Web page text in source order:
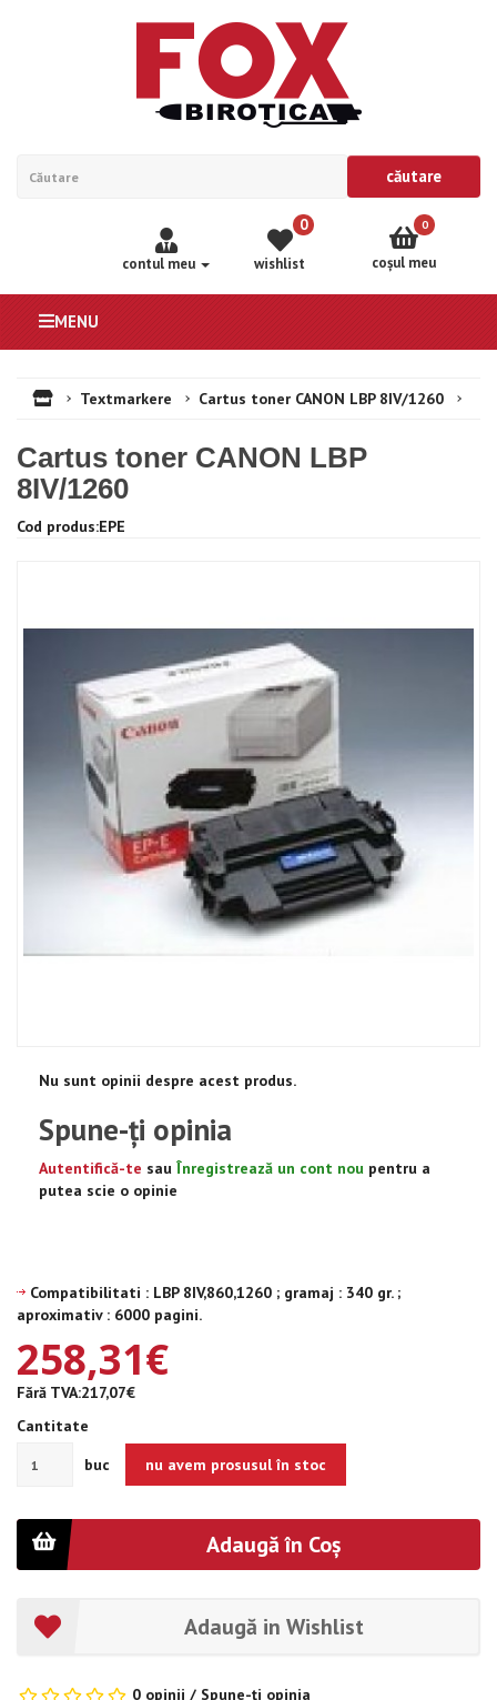
căutare
contul meu
0
wishlist coşul meu
0
MENU
Textmarkere Cartus toner CANON LBP 8IV/1260
Cartus toner CANON LBP
8IV/1260
Cod produs:EPE
Nu sunt opinii despre acest produs.
Spune-ţi opinia
Autentifică-te sau Înregistrează un cont nou pentru a
putea scie o opinie
Compatibilitati : LBP 8IV,860,1260 ; gramaj : 340 gr. ;
aproximativ : 6000 pagini.
258,31€
Fără TVA:217,07€
Cantitate
buc
nu avem prosusul în stoc
Adaugă în Coş
Adaugă in Wishlist
0 opinii / Spune-ţi opinia